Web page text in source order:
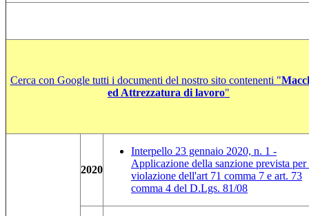
Cerca con Google tutti i documenti del nostro sito contenenti "
ed Attrezzatura di lavoro"
2020
Interpello 23 gennaio 2020, n. 1 -
Applicazione della sanzione prevista per
violazione dell'art 71 comma 7 e art. 73
comma 4 del D.Lgs. 81/08